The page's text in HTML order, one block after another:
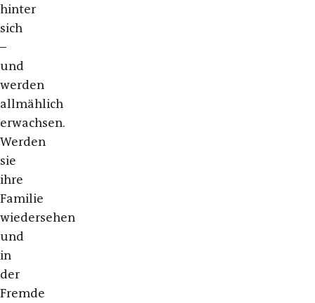
hinter
sich
–
und
werden
allmählich
erwachsen.
Werden
sie
ihre
Familie
wiedersehen
und
in
der
Fremde